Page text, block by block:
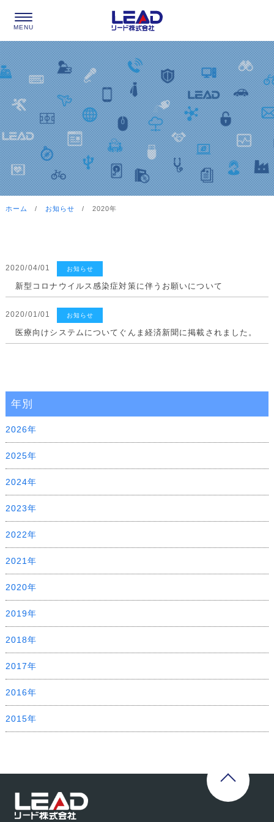
ホーム / お知らせ / 2020年
2020/04/01 お知らせ
新型コロナウイルス感染症対策に伴うお願いについて
2020/01/01 お知らせ
医療向けシステムについてぐんま経済新聞に掲載されました。
年別
2026年
2025年
2024年
2023年
2022年
2021年
2020年
2019年
2018年
2017年
2016年
2015年